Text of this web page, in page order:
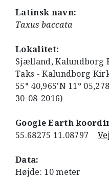
Latinsk navn:
Taxus baccata
Lokalitet:
Sjælland, Kalundborg
Taks - Kalundborg
55° 40,965'N 11°
30-08-2016)
Google Earth
55.68275 11.08797
Data:
Højde: 10 meter